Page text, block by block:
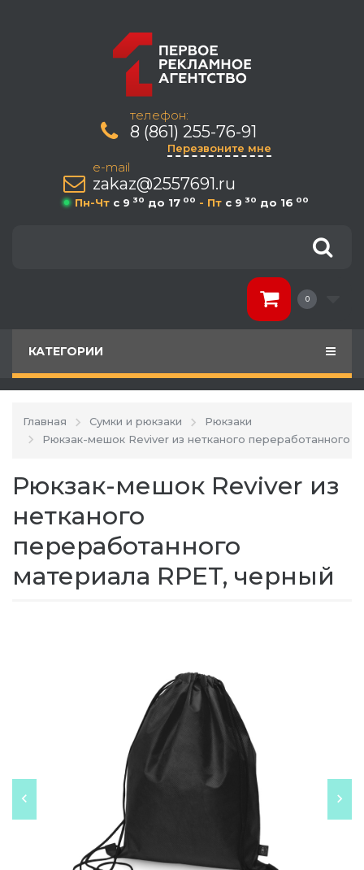
телефон:
8 (861) 255-76-91
Перезвоните мне
e-mail
zakaz@2557691.ru
Пн-Чт c 9 30 до 17 00 - Пт c 9 30 до 16 00
0
КАТЕГОРИИ
Главная Сумки и рюкзаки
Рюкзаки
Рюкзак-мешок Reviver из нетканого переработанного
Рюкзак-мешок Reviver из
нетканого
переработанного
материала RPET, черный